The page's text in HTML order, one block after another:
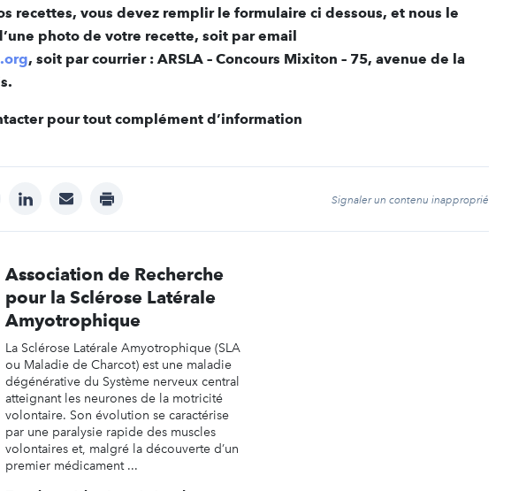
recettes, vous devez remplir le formulaire ci dessous, et nous le
photo de votre recette, soit par email
, soit par courrier : ARSLA – Concours Mixiton – 75, avenue de la
pour tout complément d’information
linkedinmail print Signaler un contenu inapproprié
Association de Recherche
pour la Sclérose Latérale
Amyotrophique
La Sclérose Latérale Amyotrophique (SLA
ou Maladie de Charcot) est une maladie
dégénérative du Système nerveux central
atteignant les neurones de la motricité
volontaire. Son évolution se caractérise
par une paralysie rapide des muscles
volontaires et, malgré la découverte d’un
premier médicament ...